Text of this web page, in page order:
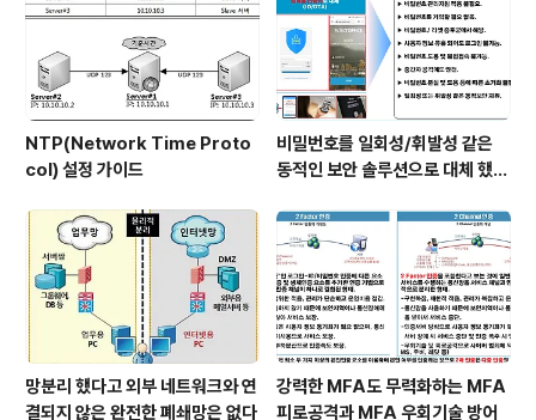
NTP(Network Time Proto
col) 설정 가이드
비밀번호를 일회성/휘발성 같은
동적인 보안 솔루션으로 대체 했을
망분리 했다고 외부 네트워크와 연
결되지 않은 완전한 폐쇄망은 없다
강력한 MFA도 무력화하는 MFA
피로공격과 MFA 우회기술 방어